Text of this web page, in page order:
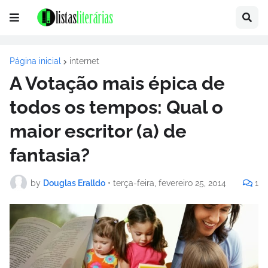
Página inicial internet
A Votação mais épica de
todos os tempos: Qual o
maior escritor (a) de
fantasia?
by Douglas Eralldo • terça-feira, fevereiro 25, 2014 1